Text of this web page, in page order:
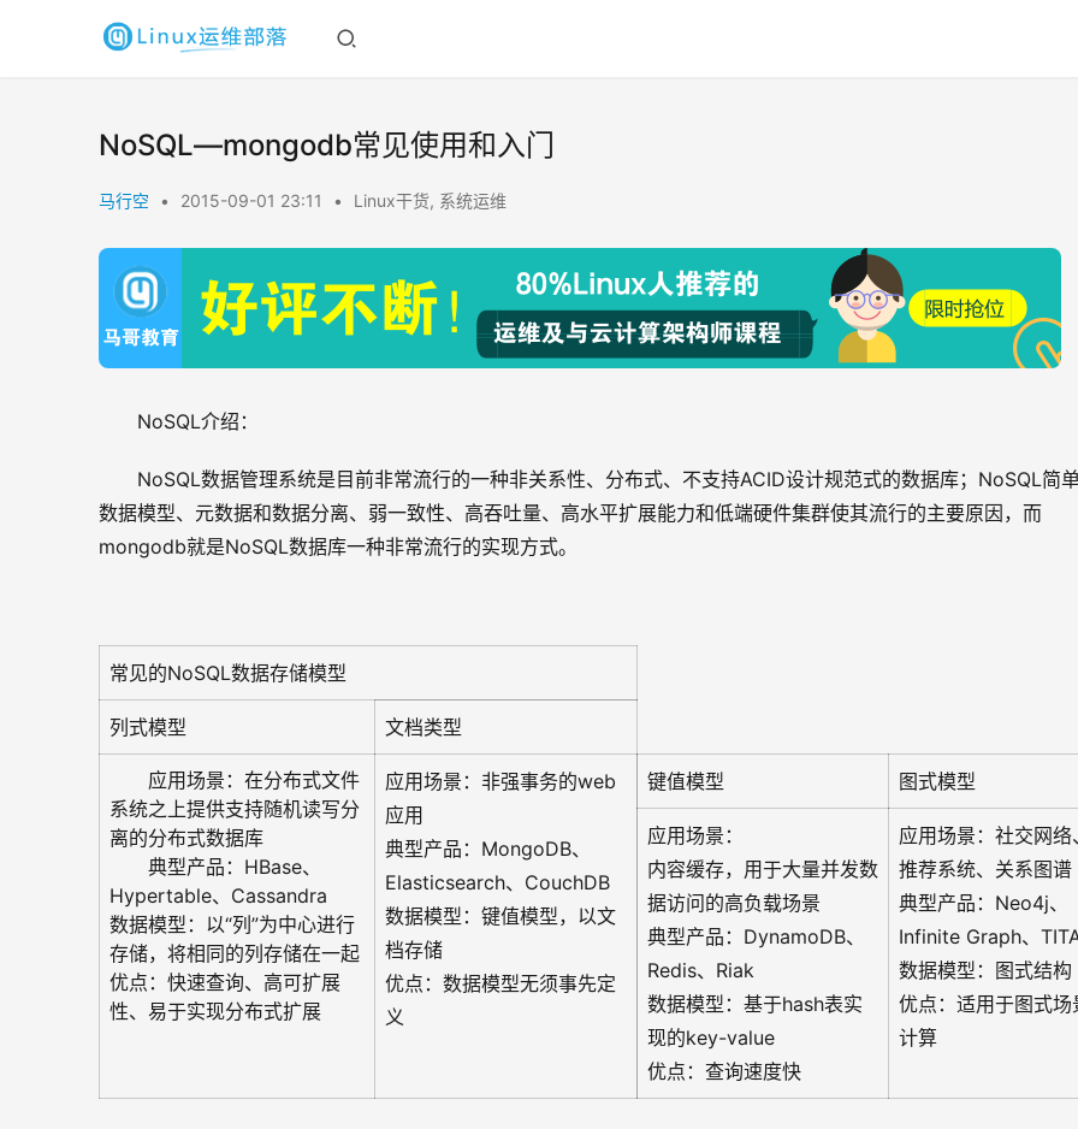
NoSQL—mongodb常见使用和入门
马行空 • 2015-09-01 23:11 • Linux干货, 系统运维
NoSQL介绍：
NoSQL数据管理系统是目前非常流行的一种非关系性、分布式、不支持ACID设计规范式的数据库；NoSQL简
数据模型、元数据和数据分离、弱一致性、高吞吐量、高水平扩展能力和低端硬件集群使其流行的主要原因，而
mongodb就是NoSQL数据库一种非常流行的实现方式。
常见的NoSQL数据存储模型
列式模型 文档类型
应用场景：在分布式文件
系统之上提供支持随机读写分
离的分布式数据库
典型产品：HBase、
Hypertable、Cassandra
数据模型：以“列”为中心进行
存储，将相同的列存储在一起
优点：快速查询、高可扩展
性、易于实现分布式扩展
应用场景：非强事务的web
应用
典型产品：MongoDB、
Elasticsearch、CouchDB
数据模型：键值模型，以文
档存储
优点：数据模型无须事先定
义
键值模型 图式模型
应用场景：
内容缓存，用于大量并发数
据访问的高负载场景
典型产品：DynamoDB、
Redis、Riak
数据模型：基于hash表实
现的key-value
优点：查询速度快
应用场景：社交网络
推荐系统、关系图谱
典型产品：Neo4j、
Infinite Graph、
数据模型：图式结构
优点：适用于图式场
计算